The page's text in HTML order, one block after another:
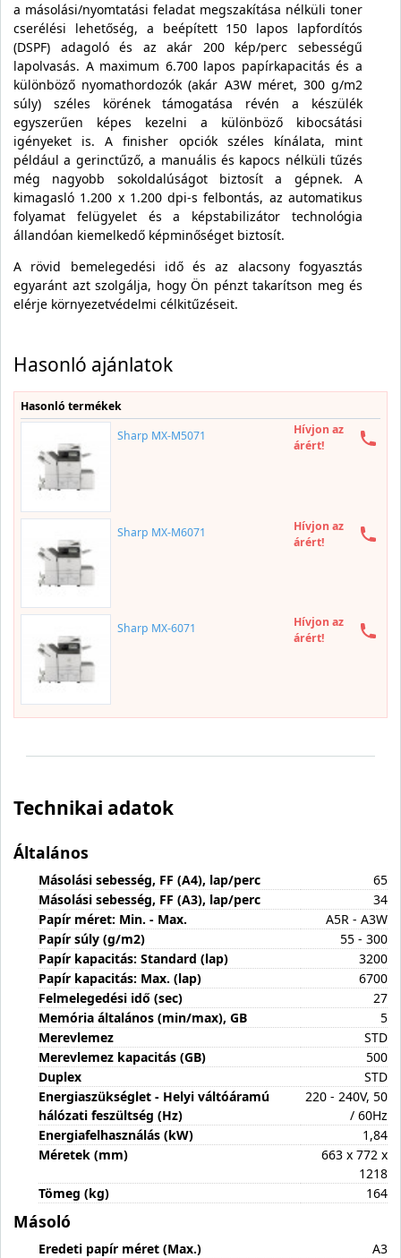
a másolási/nyomtatási feladat megszakítása nélküli toner
cserélési lehetőség, a beépített 150 lapos lapfordítós
(DSPF) adagoló és az akár 200 kép/perc sebességű
lapolvasás. A maximum 6.700 lapos papírkapacitás és a
különböző nyomathordozók (akár A3W méret, 300 g/m2
súly) széles körének támogatása révén a készülék
egyszerűen képes kezelni a különböző kibocsátási
igényeket is. A finisher opciók széles kínálata, mint
például a gerinctűző, a manuális és kapocs nélküli tűzés
még nagyobb sokoldalúságot biztosít a gépnek. A
kimagasló 1.200 x 1.200 dpi-s felbontás, az automatikus
folyamat felügyelet és a képstabilizátor technológia
állandóan kiemelkedő képminőséget biztosít.
A rövid bemelegedési idő és az alacsony fogyasztás
egyaránt azt szolgálja, hogy Ön pénzt takarítson meg és
elérje környezetvédelmi célkitűzéseit.
Hasonló ajánlatok
Hasonló termékek
Sharp MX-M5071
Hívjon az
árért!
Sharp MX-M6071
Hívjon az
árért!
Sharp MX-6071
Hívjon az
árért!
Technikai adatok
Általános
Másolási sebesség, FF (A4), lap/perc
65
Másolási sebesség, FF (A3), lap/perc
34
Papír méret: Min. - Max.
A5R - A3W
Papír súly (g/m2)
55 - 300
Papír kapacitás: Standard (lap)
3200
Papír kapacitás: Max. (lap)
6700
Felmelegedési idő (sec)
27
Memória általános (min/max), GB
5
Merevlemez
STD
Merevlemez kapacitás (GB)
500
Duplex
STD
Energiaszükséglet - Helyi váltóáramú
hálózati feszültség (Hz)
220 - 240V, 50
/ 60Hz
Energiafelhasználás (kW)
1,84
Méretek (mm)
663 x 772 x
1218
Tömeg (kg)
164
Másoló
Eredeti papír méret (Max.)
A3